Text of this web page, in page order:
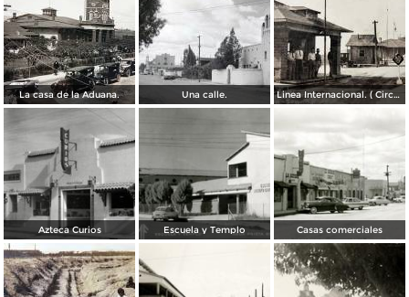
La casa de la Aduana. Una calle. Linea Internacional. ( Circulada el 26 de Mayo de 1941 ).
Azteca Curios Escuela y Templo Casas comerciales